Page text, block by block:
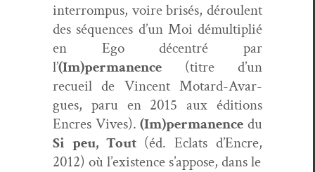
inter­rom­pus, voire brisés, déroulent
des séquences d’un Moi démul­ti­plié
en Ego décen­tré par
l’(Im)permanence (titre d’un
recueil de Vin­cent Motard-Avar­
gues, paru en 2015 aux édi­tions
Encres Vives).(Im)permanence du
Si peu, Tout(éd. Eclats d’Encre,
2012) où l’existence s’appose, dans le